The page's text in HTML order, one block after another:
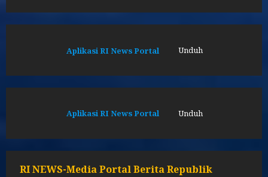
Aplikasi RI News Portal Unduh
Aplikasi RI News Portal Unduh
RI NEWS-Media Portal Berita Republik